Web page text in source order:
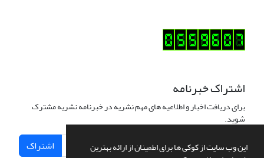
این وب سایت از کوکی ها برای اطمینان از ارائه بهترین
اشتراک خبرنامه
برای دریافت اخبار و اطلاعیه های مهم نشریه در خبرنامه نشریه مشترک
شوید.
اشتراک